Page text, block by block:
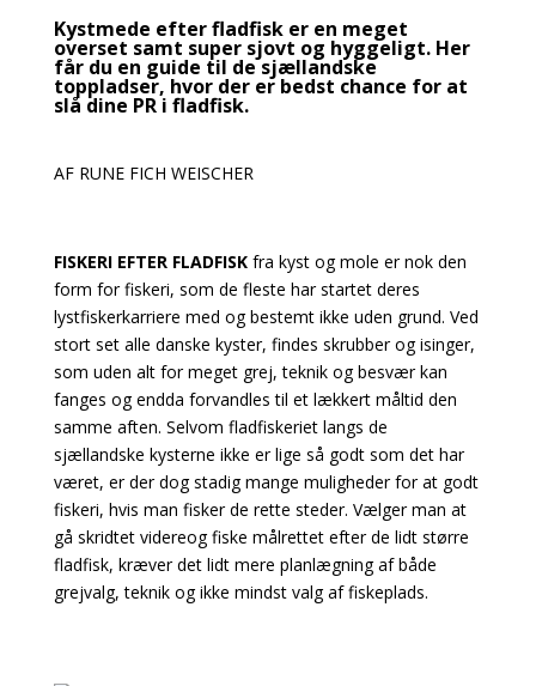
Kystmede efter fladfisk er en meget
overset samt super sjovt og hyggeligt. Her
får du en guide til de sjællandske
toppladser, hvor der er bedst chance for at
slå dine PR i fladfisk.
AF RUNE FICH WEISCHER
FISKERI EFTER FLADFISK fra kyst og mole er nok den
form for fiskeri, som de fleste har startet deres
lystfiskerkarriere med og bestemt ikke uden grund. Ved
stort set alle danske kyster, findes skrubber og isinger,
som uden alt for meget grej, teknik og besvær kan
fanges og endda forvandles til et lækkert måltid den
samme aften. Selvom fladfiskeriet langs de
sjællandske kysterne ikke er lige så godt som det har
været, er der dog stadig mange muligheder for at godt
fiskeri, hvis man fisker de rette steder. Vælger man at
gå skridtet videreog fiske målrettet efter de lidt større
fladfisk, kræver det lidt mere planlægning af både
grejvalg, teknik og ikke mindst valg af fiskeplads.